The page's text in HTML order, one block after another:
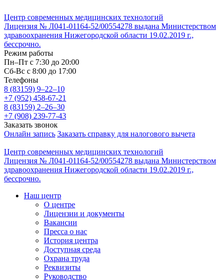
Центр современных медицинских технологий
Лицензия № Л041-01164-52/00554278 выдана Министерством
здравоохранения Нижегородской области 19.02.2019 г.,
бессрочно.
Режим работы
Пн–Пт с 7:30 до 20:00
Cб-Вс с 8:00 до 17:00
Телефоны
8 (83159) 9–22–10
+7 (952) 458-67-21
8 (83159) 2–26–30
+7 (908) 239-77-43
Заказать звонок
Онлайн запись Заказать справку для налогового вычета
Центр современных медицинских технологий
Лицензия № Л041-01164-52/00554278 выдана Министерством
здравоохранения Нижегородской области 19.02.2019 г.,
бессрочно.
Наш центр
О центре
Лицензии и документы
Вакансии
Пресса о нас
История центра
Доступная среда
Охрана труда
Реквизиты
Руководство